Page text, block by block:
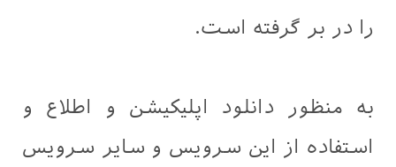
را در بر گرفته است‌.
به منظور دانلود اپلیکیشن و اطلاع و
استفاده از این سرویس و سایر سرویس